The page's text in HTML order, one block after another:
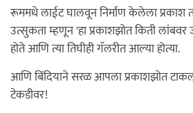
रूममधे लाईट घालवून निर्माण केलेला प्रकाश
उत्सुकता म्हणून 'हा प्रकाशझोत किती लांबवर
होते आणि त्या तिघीही गॅलरीत आल्या होत्या.
आणि बिंदियाने सरळ आपला प्रकाशझोत
टेकडीवर!